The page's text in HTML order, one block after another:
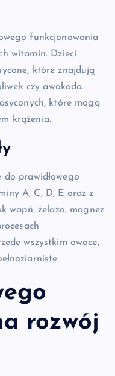
funkcjonowania
witamin. Dzieci
które znajdują
czy awokado.
które mogą
krążenia.
do prawidłowego
A, C, D, E oraz z
wapń, żelazo, magnez
wszystkim owoce,
rozwój